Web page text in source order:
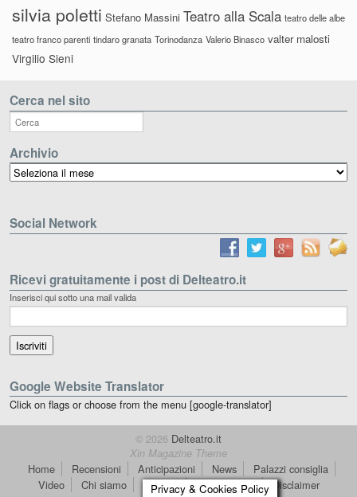
silvia poletti Stefano Massini Teatro alla Scala teatro delle albe
teatro franco parenti tindaro granata Torinodanza Valerio Binasco valter malosti
Virgilio Sieni
Cerca nel sito
Archivio
Archivio
Social Network
Ricevi gratuitamente i post di Delteatro.it
Inserisci qui sotto una mail valida
Google Website Translator
Click on flags or choose from the menu [google-translator]
© 2026 Delteatro.it
Xin Magazine Theme
Home Recensioni Anticipazioni News
Palazzi consiglia
Video
Chi siamo Contatti dT in English Disclaimer
Privacy & Cookies Policy